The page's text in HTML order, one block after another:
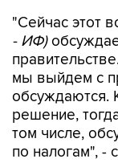
"Сейчас этот
- ИФ)
мы выйдем с
обсуждаются.
решение,
том числе,
по налогам", -